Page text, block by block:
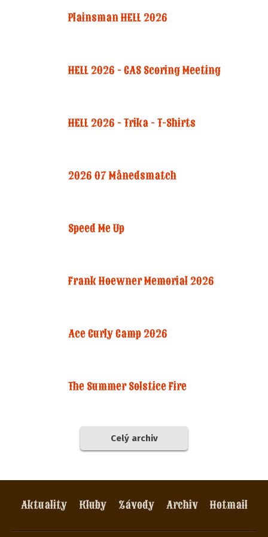
Plainsman HELL 2026
HELL 2026 - CAS Scoring Meeting
HELL 2026 - Trika - T-Shirts
2026 07 Månedsmatch
Speed Me Up
Frank Hoewner Memorial 2026
Ace Curly Camp 2026
The Summer Solstice Fire
Celý archiv
Aktuality Kluby Závody Archiv Hotmail